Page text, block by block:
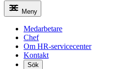
Meny
Medarbetare
Chef
Om HR-servicecenter
Kontakt
Sök